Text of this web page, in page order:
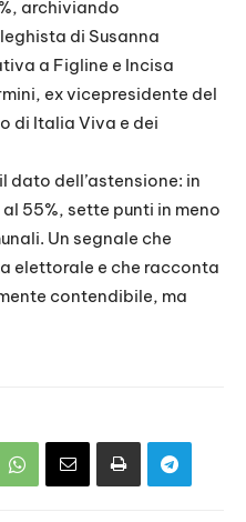
archiviando
di Susanna
a Figline e Incisa
ex vicepresidente del
di Italia Viva e dei
dato dell’astensione: in
55%, sette punti in meno
Un segnale che
elettorale e che racconta
contendibile, ma